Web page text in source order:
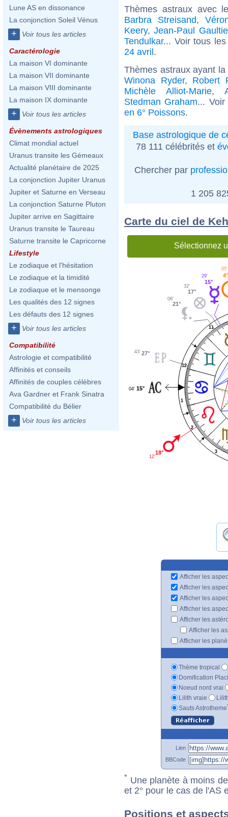
Lune AS en dissonance
La conjonction Soleil Vénus
+ Voir tous les articles
Caractérologie
La maison VI dominante
La maison VII dominante
La maison VIII dominante
La maison IX dominante
+ Voir tous les articles
Évènements astrologiques
Climat mondial actuel
Uranus transite les Gémeaux
Actualité planétaire de 2025
La conjonction Jupiter Uranus
Jupiter et Saturne en Verseau
La conjonction Saturne Pluton
Jupiter arrive en Sagittaire
Uranus transite le Taureau
Saturne transite le Capricorne
Lifestyle
Le zodiaque et l'hésitation
Le zodiaque et la timidité
Le zodiaque et le mensonge
Les qualités des 12 signes
Les défauts des 12 signes
+ Voir tous les articles
Compatibilité
Astrologie et compatibilité
Affinités et conseils
Affinités de couples célèbres
Ava Gardner et Frank Sinatra
Compatibilité du Bélier
+ Voir tous les articles
Thèmes astraux avec
Barbra Streisand,
Keery,Jean-Paul
Tendulkar... Voir tous
24 avril.
Thèmes astraux ayant
Winona Ryder, Robert
Michèle Alliot-Marie,
Stedman Graham...
en 6° Poissons.
Base astrologique de
78 111 célébrités et
Chercher par
1 205
Carte du ciel de
Sélectionnez
1
2
3
11
12
4°
05'
15°
29'
17°
32'
21°
06'
27°
43'
15°
04'
18°
12'
Afficher les
Afficher les
Afficher les
Afficher les
Afficher les
Afficher les
Afficher les
Thème tropical
Domification
Noeud nord vrai
Lilith vraie
Sauts Astrotheme
Lien
BBCode
* Une planète à moins
et 2° pour le cas de l'AS
Positions et